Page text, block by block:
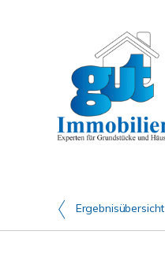
Ergebnisübersicht